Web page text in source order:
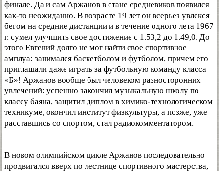
финале. Да и сам Аржанов в стане средневиков появился
как-то неожиданно. В возрасте 19 лет он всерьез увлекся
бегом на средние дистанции и в течение одного лета 1967
г. сумел улучшить свое достижение с 1.53,2 до 1.49,0. До
этого Евгений долго не мог найти свое спортивное
амплуа: занимался баскетболом и футболом, причем его
приглашали даже играть за футбольную команду класса
«Б»! Аржанов вообще был человеком разносторонних
увлечений: успешно закончил музыкальную школу по
классу баяна, защитил диплом в химико-технологическом
техникуме, окончил институт физкультуры, а позже, уже
расставшись со спортом, стал радиокомментатором.
В новом олимпийском цикле Аржанов последовательно
продвигался вверх по лестнице спортивного мастерства,